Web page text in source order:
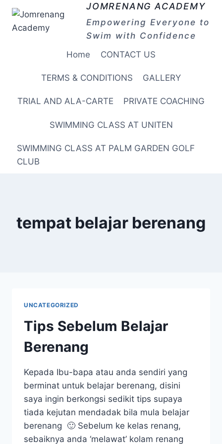
Skip
content
JOMRENANG ACADEMY
Empowering Everyone to
Swim with Confidence
Home
CONTACT US
TERMS & CONDITIONS GALLERY
TRIAL AND ALA-CARTE PRIVATE COACHING
SWIMMING CLASS AT UNITEN
SWIMMING CLASS AT PALM GARDEN GOLF
CLUB
tempat belajar berenang
UNCATEGORIZED
Tips Sebelum Belajar
Berenang
Kepada Ibu-bapa atau anda sendiri yang
berminat untuk belajar berenang, disini
saya ingin berkongsi sedikit tips supaya
tiada kejutan mendadak bila mula belajar
berenang 🙂 Sebelum ke kelas renang,
sebaiknya anda ‘melawat’ kolam renang